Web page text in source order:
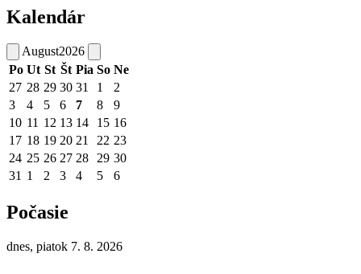
Kalendár
August2026
Po Ut St Št Pia So Ne
27 28 29 30 31 1
2
3
4 5 6 7 8
9
10 11 12 13 14 15 16
17 18 19 20 21 22 23
24 25 26 27 28 29 30
31 1 2 3 4 5 6
Počasie
dnes, piatok 7. 8. 2026